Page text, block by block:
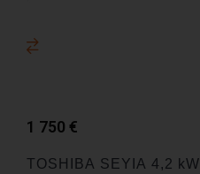
TOSHIBA SEYIA 4,2 kW
1 750 €